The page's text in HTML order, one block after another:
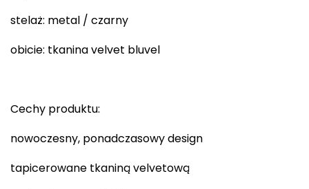
stelaż: metal / czarny
obicie: tkanina velvet bluvel
Cechy produktu:
nowoczesny, ponadczasowy design
tapicerowane tkaniną velvetową